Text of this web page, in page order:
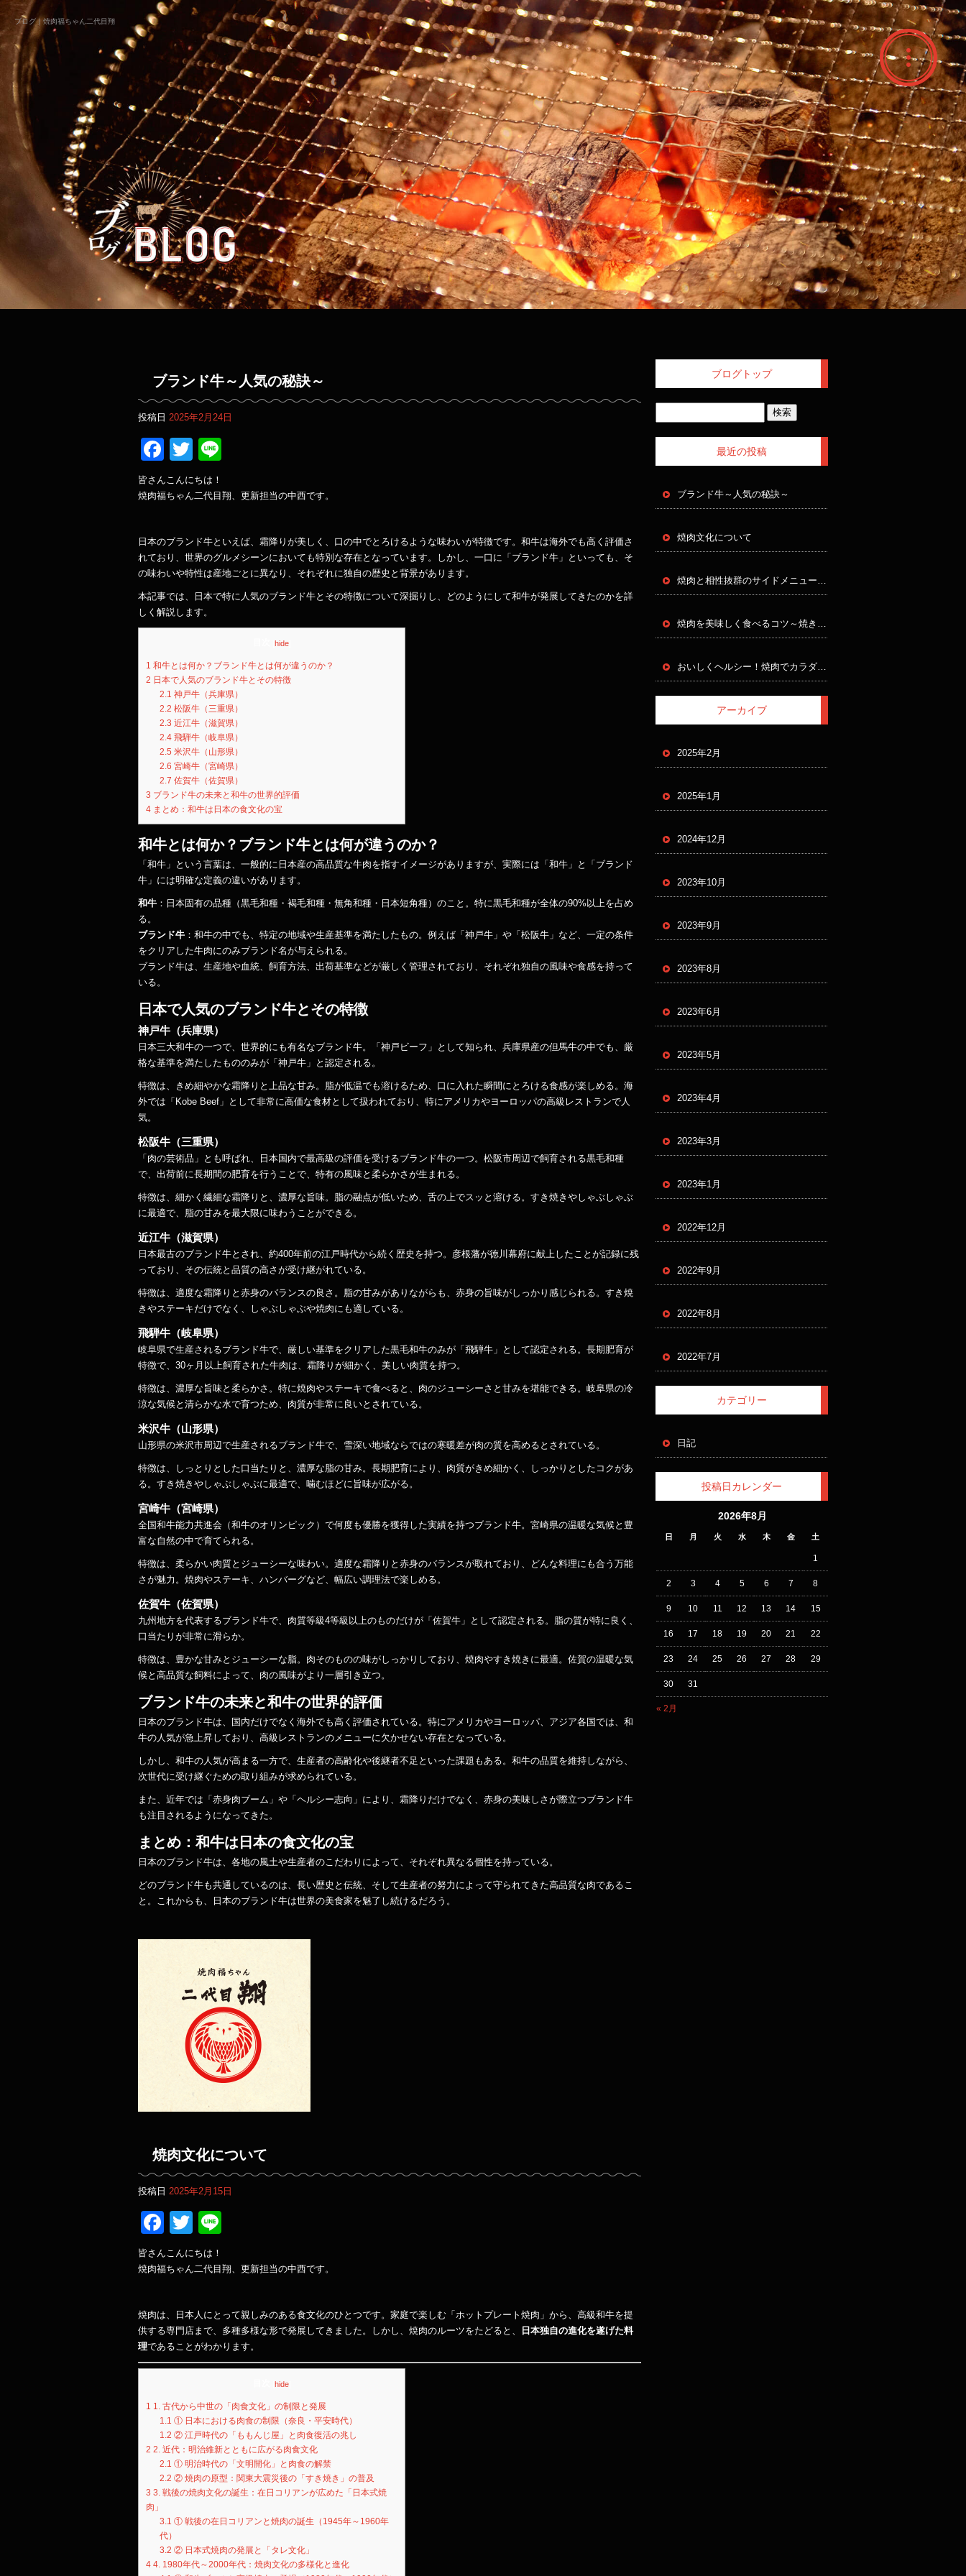
ブログ｜焼肉福ちゃん二代目翔
ブランド牛～人気の秘訣～
投稿日 2025年2月24日
Facebook
Twitter
皆さんこんにちは！
焼肉福ちゃん二代目翔、更新担当の中西です。
日本のブランド牛といえば、霜降りが美しく、口の中でとろけるような味わいが特徴です。和牛は海外でも高く評価さ
れており、世界のグルメシーンにおいても特別な存在となっています。しかし、一口に「ブランド牛」といっても、そ
の味わいや特性は産地ごとに異なり、それぞれに独自の歴史と背景があります。
本記事では、日本で特に人気のブランド牛とその特徴について深掘りし、どのようにして和牛が発展してきたのかを詳
しく解説します。
hide]
1 和牛とは何か？ブランド牛とは何が違うのか？
2 日本で人気のブランド牛とその特徴
2.1 神戸牛（兵庫県）
2.2 松阪牛（三重県）
2.3 近江牛（滋賀県）
2.4飛騨牛（岐阜県）
2.5 米沢牛（山形県）
2.6 宮崎牛（宮崎県）
2.7 佐賀牛（佐賀県）
3 ブランド牛の未来と和牛の世界的評価
4 まとめ：和牛は日本の食文化の宝
和牛とは何か？ブランド牛とは何が違うのか？
「和牛」という言葉は、一般的に日本産の高品質な牛肉を指すイメージがありますが、実際には「和牛」と「ブランド
牛」には明確な定義の違いがあります。
和牛 ：日本固有の品種（黒毛和種・褐毛和種・無角和種・日本短角種）のこと。特に黒毛和種が全体の90%以上を占め
る。
ブランド牛 ：和牛の中でも、特定の地域や生産基準を満たしたもの。例えば「神戸牛」や「松阪牛」など、一定の条件
をクリアした牛肉にのみブランド名が与えられる。
ブランド牛は、生産地や血統、飼育方法、出荷基準などが厳しく管理されており、それぞれ独自の風味や食感を持って
いる。
日本で人気のブランド牛とその特徴
神戸牛（兵庫県）
日本三大和牛の一つで、世界的にも有名なブランド牛。「神戸ビーフ」として知られ、兵庫県産の但馬牛の中でも、厳
格な基準を満たしたもののみが「神戸牛」と認定される。
特徴は、きめ細やかな霜降りと上品な甘み。脂が低温でも溶けるため、口に入れた瞬間にとろける食感が楽しめる。海
外では「Kobe Beef」として非常に高価な食材として扱われており、特にアメリカやヨーロッパの高級レストランで人
気。
松阪牛（三重県）
「肉の芸術品」とも呼ばれ、日本国内で最高級の評価を受けるブランド牛の一つ。松阪市周辺で飼育される黒毛和種
で、出荷前に長期間の肥育を行うことで、特有の風味と柔らかさが生まれる。
特徴は、細かく繊細な霜降りと、濃厚な旨味。脂の融点が低いため、舌の上でスッと溶ける。すき焼きやしゃぶしゃぶ
に最適で、脂の甘みを最大限に味わうことができる。
近江牛（滋賀県）
日本最古のブランド牛とされ、約400年前の江戸時代から続く歴史を持つ。彦根藩が徳川幕府に献上したことが記録に残
っており、その伝統と品質の高さが受け継がれている。
特徴は、適度な霜降りと赤身のバランスの良さ。脂の甘みがありながらも、赤身の旨味がしっかり感じられる。すき焼
きやステーキだけでなく、しゃぶしゃぶや焼肉にも適している。
飛騨牛（岐阜県）
岐阜県で生産されるブランド牛で、厳しい基準をクリアした黒毛和牛のみが「飛騨牛」として認定される。長期肥育が
特徴で、30ヶ月以上飼育された牛肉は、霜降りが細かく、美しい肉質を持つ。
特徴は、濃厚な旨味と柔らかさ。特に焼肉やステーキで食べると、肉のジューシーさと甘みを堪能できる。岐阜県の冷
涼な気候と清らかな水で育つため、肉質が非常に良いとされている。
米沢牛（山形県）
山形県の米沢市周辺で生産されるブランド牛で、雪深い地域ならではの寒暖差が肉の質を高めるとされている。
特徴は、しっとりとした口当たりと、濃厚な脂の甘み。長期肥育により、肉質がきめ細かく、しっかりとしたコクがあ
る。すき焼きやしゃぶしゃぶに最適で、噛むほどに旨味が広がる。
宮崎牛（宮崎県）
全国和牛能力共進会（和牛のオリンピック）で何度も優勝を獲得した実績を持つブランド牛。宮崎県の温暖な気候と豊
富な自然の中で育てられる。
特徴は、柔らかい肉質とジューシーな味わい。適度な霜降りと赤身のバランスが取れており、どんな料理にも合う万能
さが魅力。焼肉やステーキ、ハンバーグなど、幅広い調理法で楽しめる。
佐賀牛（佐賀県）
九州地方を代表するブランド牛で、肉質等級4等級以上のものだけが「佐賀牛」として認定される。脂の質が特に良く、
口当たりが非常に滑らか。
特徴は、豊かな甘みとジューシーな脂。肉そのものの味がしっかりしており、焼肉やすき焼きに最適。佐賀の温暖な気
候と高品質な飼料によって、肉の風味がより一層引き立つ。
ブランド牛の未来と和牛の世界的評価
日本のブランド牛は、国内だけでなく海外でも高く評価されている。特にアメリカやヨーロッパ、アジア各国では、和
牛の人気が急上昇しており、高級レストランのメニューに欠かせない存在となっている。
しかし、和牛の人気が高まる一方で、生産者の高齢化や後継者不足といった課題もある。和牛の品質を維持しながら、
次世代に受け継ぐための取り組みが求められている。
また、近年では「赤身肉ブーム」や「ヘルシー志向」により、霜降りだけでなく、赤身の美味しさが際立つブランド牛
も注目されるようになってきた。
まとめ：和牛は日本の食文化の宝
日本のブランド牛は、各地の風土や生産者のこだわりによって、それぞれ異なる個性を持っている。
どのブランド牛も共通しているのは、長い歴史と伝統、そして生産者の努力によって守られてきた高品質な肉であるこ
と。これからも、日本のブランド牛は世界の美食家を魅了し続けるだろう。
焼肉文化について
投稿日 2025年2月15日
Facebook
Twitter
皆さんこんにちは！
焼肉福ちゃん二代目翔、更新担当の中西です。
焼肉は、日本人にとって親しみのある食文化のひとつです。家庭で楽しむ「ホットプレート焼肉」から、高級和牛を提
供する専門店まで、多種多様な形で発展してきました。しかし、焼肉のルーツをたどると、
日本独自の進化を遂げた料
理であることがわかります。
hide]
1 1. 古代から中世の「肉食文化」の制限と発展
1.1 ① 日本における肉食の制限（奈良・平安時代）
1.2 ② 江戸時代の「ももんじ屋」と肉食復活の兆し
2 2. 近代：明治維新とともに広がる肉食文化
2.1 ① 明治時代の「文明開化」と肉食の解禁
2.2 ② 焼肉の原型：関東大震災後の「すき焼き」の普及
3 3. 戦後の焼肉文化の誕生：在日コリアンが広めた「日本式焼
肉」
3.1 ① 戦後の在日コリアンと焼肉の誕生（1945年～1960年
代）
3.2 ② 日本式焼肉の発展と「タレ文化」
4 4. 1980年代～2000年代：焼肉文化の多様化と進化
ブログトップ
最近の投稿
ブランド牛～人気の秘訣～
焼肉文化について
焼肉と相性抜群のサイドメニュー～焼肉をさらに引き立てる一品たち！～
焼肉を美味しく食べるコツ～焼き方次第で味が変わる！～
おいしくヘルシー！焼肉でカラダも心もハッピーにするコツ
アーカイブ
2025年2月
2025年1月
2024年12月
2023年10月
2023年9月
2023年8月
2023年6月
2023年5月
2023年4月
2023年3月
2023年1月
2022年12月
2022年9月
2022年8月
2022年7月
カテゴリー
日記
投稿日カレンダー
2026年8月
日 月 火 水 木 金 土
« 2月
1
2 3 4 5 6 7 8
9 10 11 12 13 14 15
16 17 18 19 20 21 22
23 24 25 26 27 28 29
30 31